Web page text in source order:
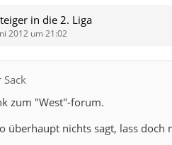
in die 2. Liga
2012 um 21:02
zum "West"-forum.
überhaupt nichts sagt, lass doch